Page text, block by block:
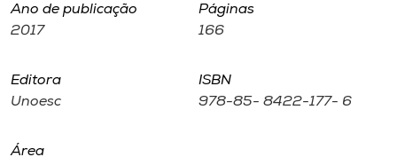
o idioma
A+
A-
Ano de publicação
2017
Páginas
166
Editora
Unoesc
ISBN
978-85- 8422-177- 6
Área